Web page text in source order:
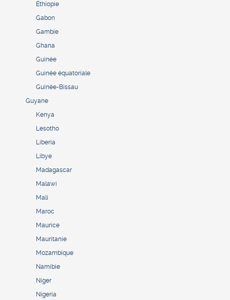
Éthiopie
Gabon
Gambie
Ghana
Guinée
Guinée équatoriale
Guinée-Bissau
Guyane
Kenya
Lesotho
Liberia
Libye
Madagascar
Malawi
Mali
Maroc
Maurice
Mauritanie
Mozambique
Namibie
Niger
Nigeria